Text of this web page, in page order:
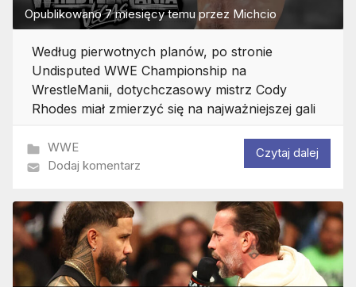
Konnan o niedocenionych w WWE,
Rodriguez niszczy tytuł mistrzowski, line
up NXT, debiut mistrza TNA na
najbliższym RAW?
Opublikowano7 miesięcy temuprzez Michcio
Według pierwotnych planów, po stronie
Undisputed WWE Championship na
WrestleManii, dotychczasowy mistrz Cody
Rhodes miał zmierzyć się na najważniejszej gali
WWE
Dodaj komentarz
Czytaj dalej